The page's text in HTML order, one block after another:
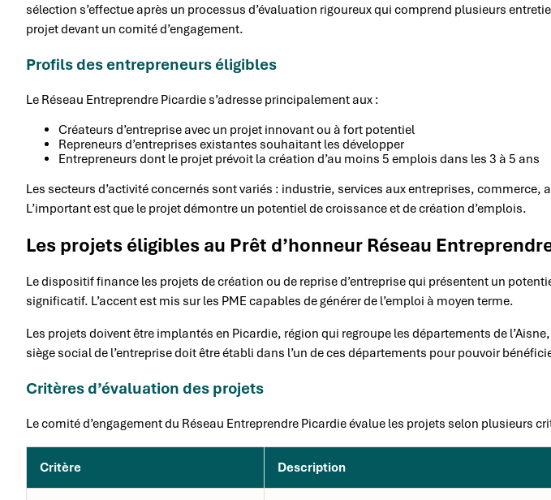
sélection s’effectue après un processus d’évaluation rigoureux qui comprend plusieurs
projet devant un comité d’engagement.
Profils des entrepreneurs éligibles
Le Réseau Entreprendre Picardie s’adresse principalement aux :
Créateurs d’entreprise avec un projet innovant ou à fort potentiel
Repreneurs d’entreprises existantes souhaitant les développer
Entrepreneurs dont le projet prévoit la création d’au moins 5 emplois dans les 3 à 5 ans
Les secteurs d’activité concernés sont variés : industrie, services aux entreprises,
L’important est que le projet démontre un potentiel de croissance et de création d’emplois.
Les projets éligibles au Prêt d’honneur Réseau
Le dispositif finance les projets de création ou de reprise d’entreprise qui présentent un
significatif. L’accent est mis sur les PME capables de générer de l’emploi à moyen terme.
Les projets doivent être implantés en Picardie, région qui regroupe les départements de
siège social de l’entreprise doit être établi dans l’un de ces départements pour pouvoir
Critères d’évaluation des projets
Le comité d’engagement du Réseau Entreprendre Picardie évalue les projets selon plusieurs
Critère Description